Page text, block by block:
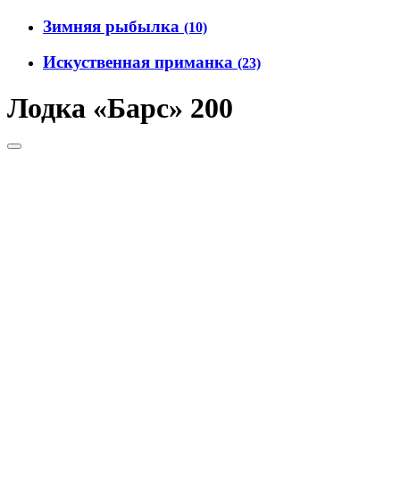
Зимняя рыбылка (10)
Искуственная приманка (23)
Лодка «Барс» 200